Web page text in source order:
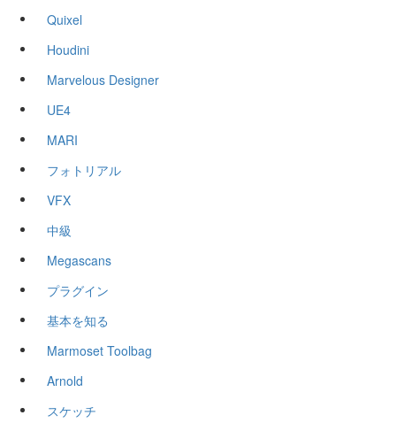
Quixel
Houdini
Marvelous Designer
UE4
MARI
フォトリアル
VFX
中級
Megascans
プラグイン
基本を知る
Marmoset Toolbag
Arnold
スケッチ